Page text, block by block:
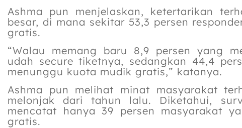
Ashma pun menjelaskan, ketertarikan
besar, di mana sekitar 53,3 persen
gratis.
“Walau memang baru 8,9 persen yang
udah secure tiketnya, sedangkan 44,4
menunggu kuota mudik gratis,” katanya.
Ashma pun melihat minat masyarakat
melonjak dari tahun lalu. Diketahui,
mencatat hanya 39 persen masyarakat
gratis.